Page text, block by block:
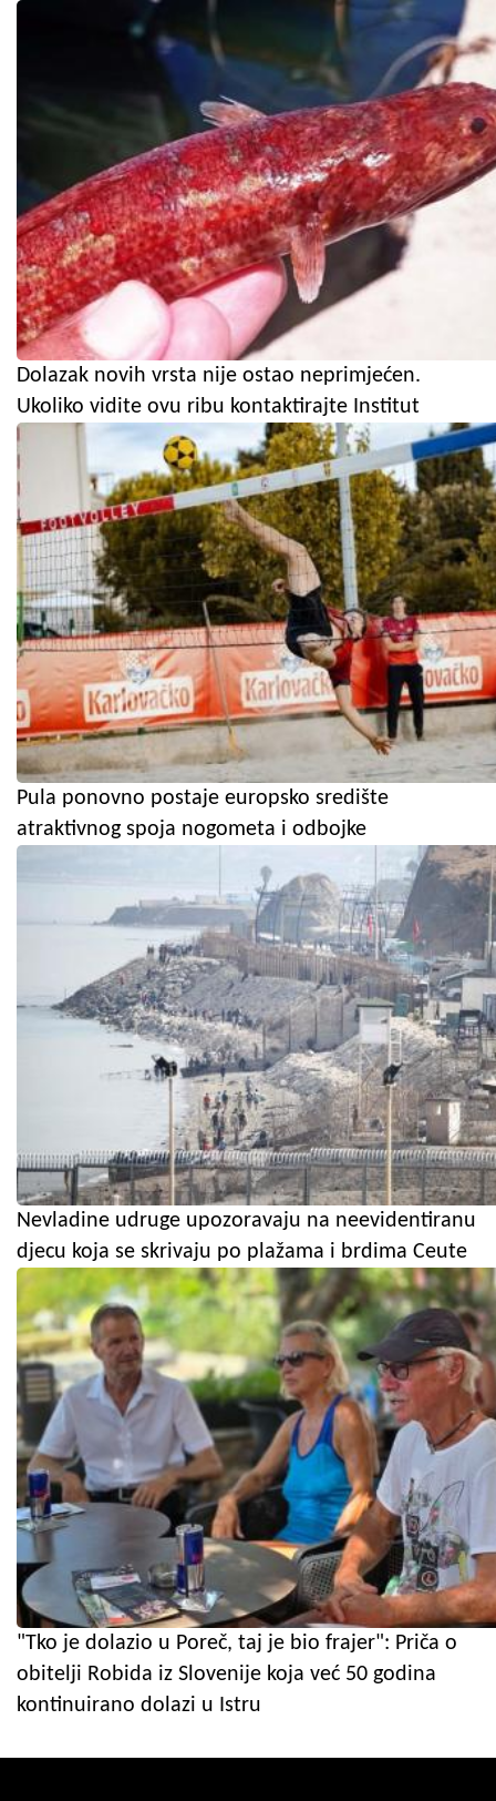
Dolazak novih vrsta nije ostao neprimjećen.
Ukoliko vidite ovu ribu kontaktirajte Institut
Pula ponovno postaje europsko središte
atraktivnog spoja nogometa i odbojke
Nevladine udruge upozoravaju na neevidentiranu
djecu koja se skrivaju po plažama i brdima Ceute
"Tko je dolazio u Poreč, taj je bio frajer": Priča o
obitelji Robida iz Slovenije koja već 50 godina
kontinuirano dolazi u Istru